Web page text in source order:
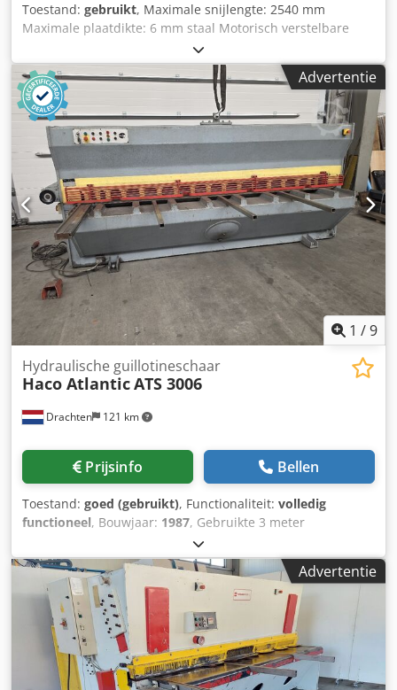
Toestand: gebruikt, Maximale snijlengte: 2540 mm
Maximale plaatdikte: 6 mm staal Motorisch verstelbare
achterstop (2 snelheden) tot 1000 mm met analoge
weergave Zijstop en tafelverlengingen
Snijlengtebegrenzing Verlichting van de snijranden
Crjdpfszl Dr Sex Alxsf Messen geslepen Gewicht ca. 5500
kg
Advertentie
1 /9
Drachten 121 km
Hydraulische guillotineschaar
Haco AtlanticATS 3006
Prijsinfo Bellen
Toestand: goed (gebruikt), Functionaliteit: volledig
functioneel, Bouwjaar: 1987, Gebruikte 3 meter
plaatknipschaar van Haco Atlantic Type: ATS 3006
Capaciteit: 3100 x 6 mm Elektrische achteraanslag
Elektrische instelling van de snijhoek Crsdpfjzi Rl Tox Alxjf
Bouwjaar: 1987
Advertentie